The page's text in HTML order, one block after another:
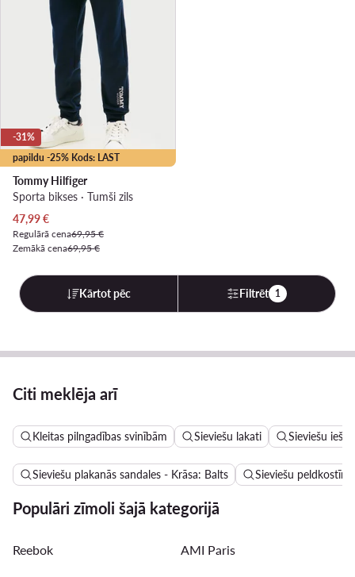
papildu -25% Kods: LAST
-31%
Tommy Hilfiger
Sporta bikses · Tumši zils
Pašreizējā cena
47,99€
Regulārā cena69,95 €
Zemākā cena69,95 €
Kārtot pēc Filtrēt 1
Citi meklēja arī
Kleitas pilngadības svinībām Sieviešu lakati Sieviešu
Sieviešu plakanās sandales - Krāsa: Balts Sieviešu peldkostīmi
Populāri zīmoli šajā kategorijā
Reebok AMI Paris